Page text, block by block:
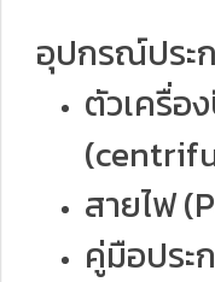
อุปกรณ์ประ
ตัวเครื่อ
สายไฟ
คู่มือประ